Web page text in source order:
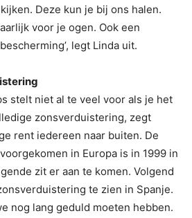
Deze kun je bij ons halen.
voor je ogen. Ook een
legt Linda uit.
stelt niet al te veel voor als je het
zonsverduistering, zegt
rent iedereen naar buiten. De
in Europa is in 1999 in
zit er aan te komen. Volgend
te zien in Spanje.
nog lang geduld moeten hebben.